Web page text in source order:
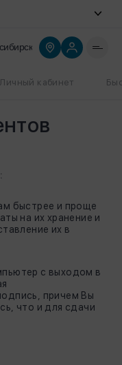
Личный кабинет
быстрее и проще
на их хранение и
их в
с выходом в
причем Вы
что и для сдачи